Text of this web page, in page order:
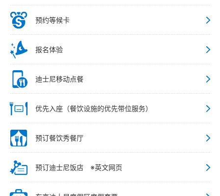
预约等候卡
报名体验
迪士尼移动点餐
优先入座（餐饮设施的优先带位服务）
预订餐饮秀餐厅
预订迪士尼饭店 ※英文网页